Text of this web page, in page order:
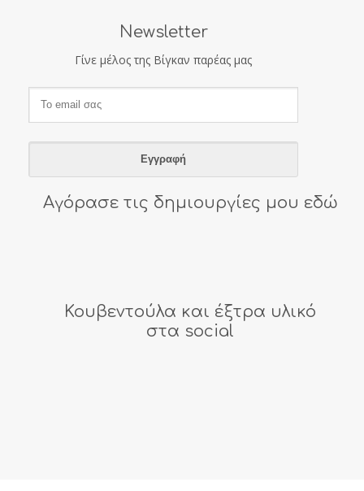
Newsletter
Γίνε μέλος της Βίγκαν παρέας μας
Αγόρασε τις δημιουργίες μου εδώ
Κουβεντούλα και έξτρα υλικό
στα social